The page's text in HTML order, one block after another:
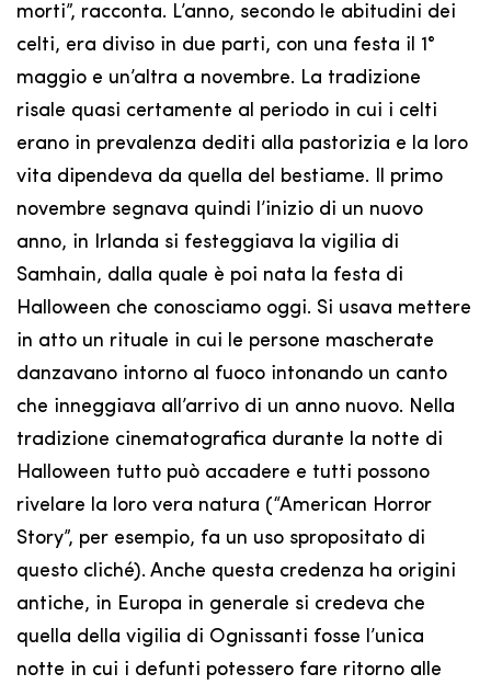
morti”, racconta. L’anno, secondo le abitudini dei
celti, era diviso in due parti, con una festa il 1°
maggio e un’altra a novembre. La tradizione
risale quasi certamente al periodo in cui i celti
erano in prevalenza dediti alla pastorizia e la loro
vita dipendeva da quella del bestiame. Il primo
novembre segnava quindi l’inizio di un nuovo
anno, in Irlanda si festeggiava la vigilia di
Samhain, dalla quale è poi nata la festa di
Halloween che conosciamo oggi. Si usava mettere
in atto un rituale in cui le persone mascherate
danzavano intorno al fuoco intonando un canto
che inneggiava all’arrivo di un anno nuovo. Nella
tradizione cinematografica durante la notte di
Halloween tutto può accadere e tutti possono
rivelare la loro vera natura (“American Horror
Story”, per esempio, fa un uso spropositato di
questo cliché). Anche questa credenza ha origini
antiche, in Europa in generale si credeva che
quella della vigilia di Ognissanti fosse l’unica
notte in cui i defunti potessero fare ritorno alle